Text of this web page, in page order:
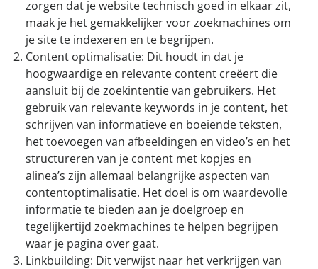
zorgen dat je website technisch goed in elkaar zit,
maak je het gemakkelijker voor zoekmachines om
je site te indexeren en te begrijpen.
Content optimalisatie: Dit houdt in dat je
hoogwaardige en relevante content creëert die
aansluit bij de zoekintentie van gebruikers. Het
gebruik van relevante keywords in je content, het
schrijven van informatieve en boeiende teksten,
het toevoegen van afbeeldingen en video’s en het
structureren van je content met kopjes en
alinea’s zijn allemaal belangrijke aspecten van
contentoptimalisatie. Het doel is om waardevolle
informatie te bieden aan je doelgroep en
tegelijkertijd zoekmachines te helpen begrijpen
waar je pagina over gaat.
Linkbuilding: Dit verwijst naar het verkrijgen van